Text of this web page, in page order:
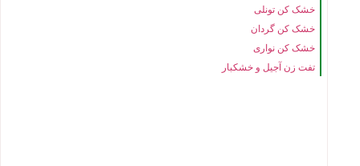
خشک کن تونلی
خشک کن گردان
خشک کن نواری
تفت زن آجیل و خشکبار